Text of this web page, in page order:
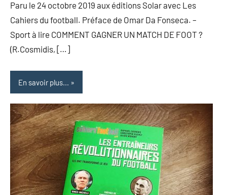
Paru le 24 octobre 2019 aux éditions Solar avec Les
Cahiers du football. Préface de Omar Da Fonseca. –
Sport à lire COMMENT GAGNER UN MATCH DE FOOT ?
(R.Cosmidis, […]
En savoir plus...